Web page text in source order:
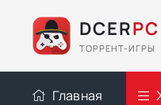
DCERPC
ТОРРЕНТ-ИГРЫ
Главная